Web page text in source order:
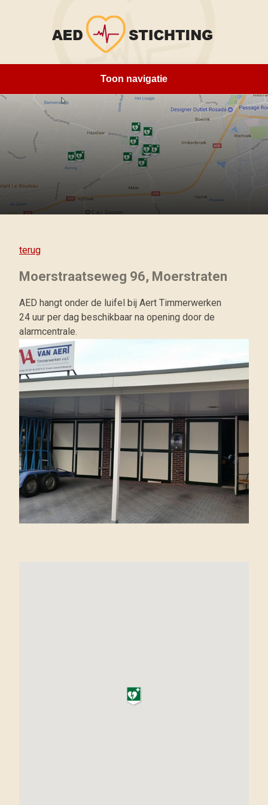
Toon navigatie
Over ons
Locaties
Sponsoren
terug
Moerstraatseweg 96, Moerstraten
AED hangt onder de luifel bij Aert Timmerwerken
24 uur per dag beschikbaar na opening door de
alarmcentrale.